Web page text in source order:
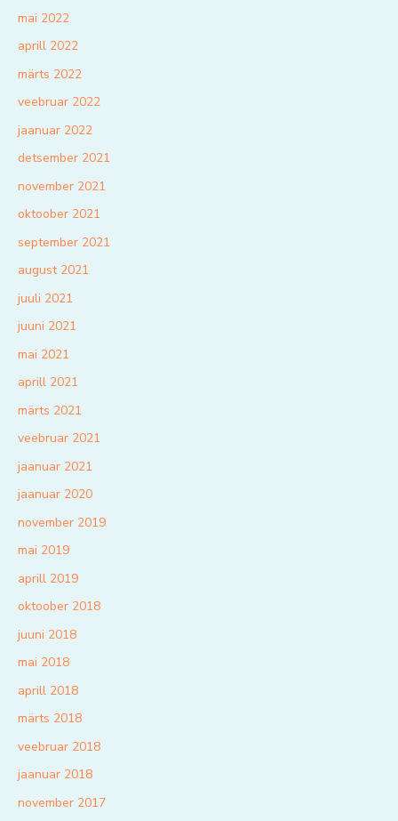
mai 2022
aprill 2022
märts 2022
veebruar 2022
jaanuar 2022
detsember 2021
november 2021
oktoober 2021
september 2021
august 2021
juuli 2021
juuni 2021
mai 2021
aprill 2021
märts 2021
veebruar 2021
jaanuar 2021
jaanuar 2020
november 2019
mai 2019
aprill 2019
oktoober 2018
juuni 2018
mai 2018
aprill 2018
märts 2018
veebruar 2018
jaanuar 2018
november 2017